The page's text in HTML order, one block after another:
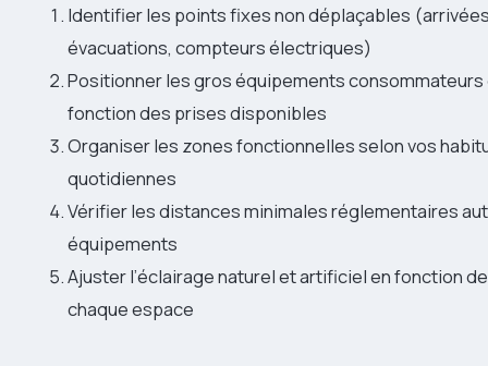
Identifier les points fixes non déplaçables (arrivées
évacuations, compteurs électriques)
Positionner les gros équipements consommateurs
fonction des prises disponibles
Organiser les zones fonctionnelles selon vos
quotidiennes
Vérifier les distances minimales réglementaires
équipements
Ajuster l’éclairage naturel et artificiel en fonction de
chaque espace